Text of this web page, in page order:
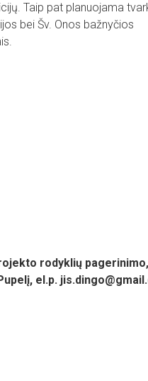
Taip pat planuojama
bei Šv. Onos bažnyčios
rodyklių
el.p.